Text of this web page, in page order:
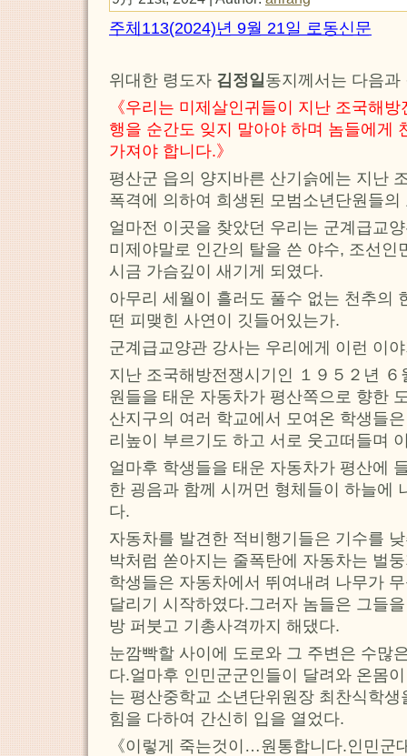
주체113(2024)년 9월 21일 로동신문
위대한 령도자 김정일 동지께서는 다음
《우리는 미제살인귀들이 지난 조국해
행을 순간도 잊지 말아야 하며 놈들에게
가져야 합니다.》
평산군 읍의 양지바른 산기슭에는 지난
폭격에 의하여 희생된 모범소년단원들의
얼마전 이곳을 찾았던 우리는 군계급교
미제야말로 인간의 탈을 쓴 야수, 조선인
시금 가슴깊이 새기게 되였다.
아무리 세월이 흘러도 풀수 없는 천추의
떤 피맺힌 사연이 깃들어있는가.
군계급교양관 강사는 우리에게 이런 이
지난 조국해방전쟁시기인 １９５２년
원들을 태운 자동차가 평산쪽으로 향한
산지구의 여러 학교에서 모여온 학생들
리높이 부르기도 하고 서로 웃고떠들며
얼마후 학생들을 태운 자동차가 평산에
한 굉음과 함께 시꺼먼 형체들이 하늘에
다.
자동차를 발견한 적비행기들은 기수를
박처럼 쏟아지는 줄폭탄에 자동차는 벌
학생들은 자동차에서 뛰여내려 나무가
달리기 시작하였다.그러자 놈들은 그들
방 퍼붓고 기총사격까지 해댔다.
눈깜빡할 사이에 도로와 그 주변은 수많
다.얼마후 인민군군인들이 달려와 온몸
는 평산중학교 소년단위원장 최찬식학
힘을 다하여 간신히 입을 열었다.
《이렇게 죽는것이…원통합니다.인민군